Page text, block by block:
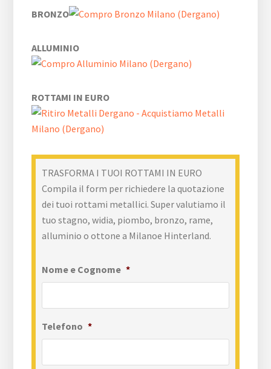
BRONZO
ALLUMINIO
ROTTAMI IN EURO
TRASFORMA I TUOI ROTTAMI IN EURO
Compila il form per richiedere la quotazione
dei tuoi rottami metallici. Super valutiamo il
tuo stagno, widia, piombo, bronzo, rame,
alluminio o ottone a Milanoe Hinterland.
Nome e Cognome *
Telefono *